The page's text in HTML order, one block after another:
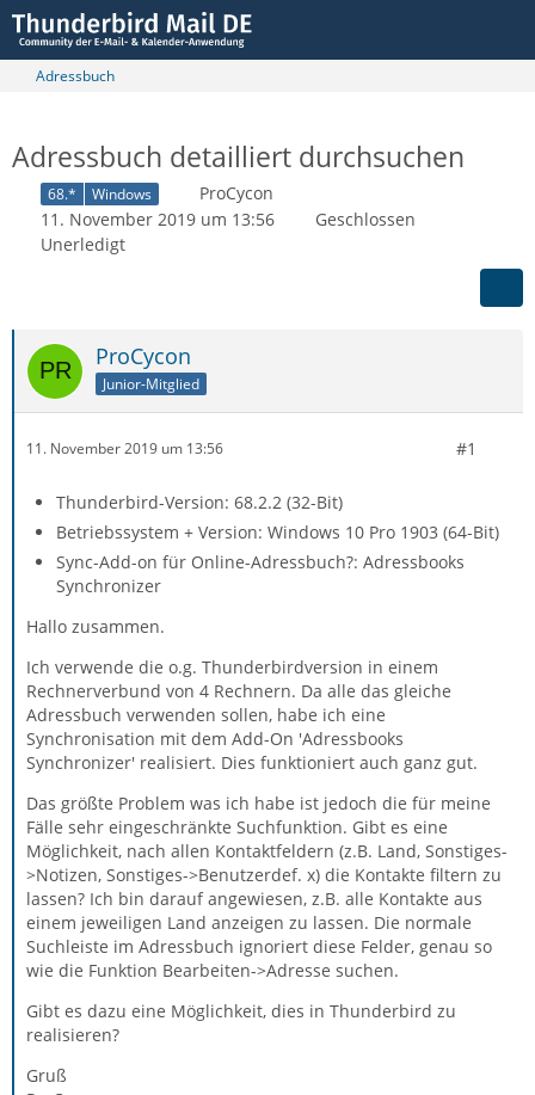
Adressbuch
Adressbuch detailliert durchsuchen
68.* Windows
ProCycon
11. November 2019 um 13:56
Geschlossen
Unerledigt
ProCycon
Junior-Mitglied
11. November 2019 um 13:56 #1
Thunderbird-Version: 68.2.2 (32-Bit)
Betriebssystem + Version: Windows 10 Pro 1903 (64-Bit)
Sync-Add-on für Online-Adressbuch?: Adressbooks
Synchronizer
Hallo zusammen.
Ich verwende die o.g. Thunderbirdversion in einem
Rechnerverbund von 4 Rechnern. Da alle das gleiche
Adressbuch verwenden sollen, habe ich eine
Synchronisation mit dem Add-On 'Adressbooks
Synchronizer' realisiert. Dies funktioniert auch ganz gut.
Das größte Problem was ich habe ist jedoch die für meine
Fälle sehr eingeschränkte Suchfunktion. Gibt es eine
Möglichkeit, nach allen Kontaktfeldern (z.B. Land, Sonstiges-
>Notizen, Sonstiges->Benutzerdef. x) die Kontakte filtern zu
lassen? Ich bin darauf angewiesen, z.B. alle Kontakte aus
einem jeweiligen Land anzeigen zu lassen. Die normale
Suchleiste im Adressbuch ignoriert diese Felder, genau so
wie die Funktion Bearbeiten->Adresse suchen.
Gibt es dazu eine Möglichkeit, dies in Thunderbird zu
realisieren?
Gruß